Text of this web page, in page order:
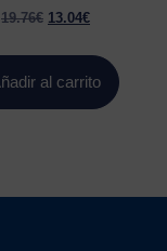
19.76€ 13.04€
al carrito